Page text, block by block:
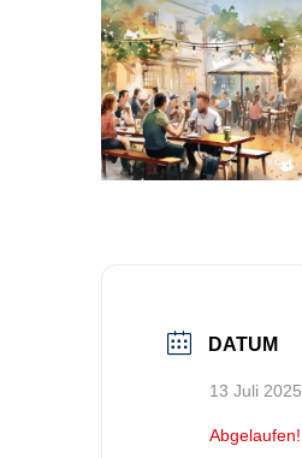
DATUM
13 Juli 2025
Abgelaufen!